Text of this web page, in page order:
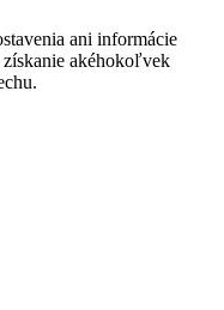
ani informácie
akéhokoľvek